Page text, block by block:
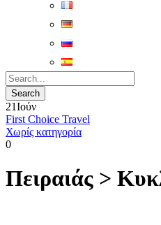
21Ιούν
First Choice Travel
Χωρίς κατηγορία
0
Πειραιάς >